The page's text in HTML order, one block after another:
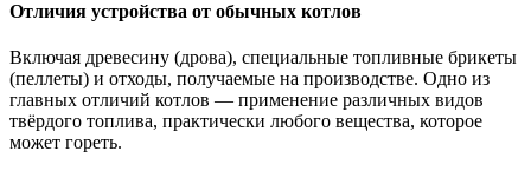
Отличия устройства от обычных котлов
Включая древесину (дрова), специальные топливные брикеты
(пеллеты) и отходы, получаемые на производстве. Одно из
главных отличий котлов — применение различных видов
твёрдого топлива, практически любого вещества, которое
может гореть.